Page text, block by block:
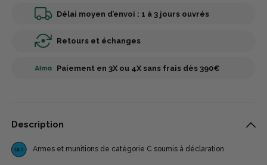
Délai moyen d’envoi : 1 à 3 jours ouvrés
Retours et échanges
Paiement en 3X ou 4X sans frais dès 390€
Description
Armes et munitions de catégorie C soumis à déclaration